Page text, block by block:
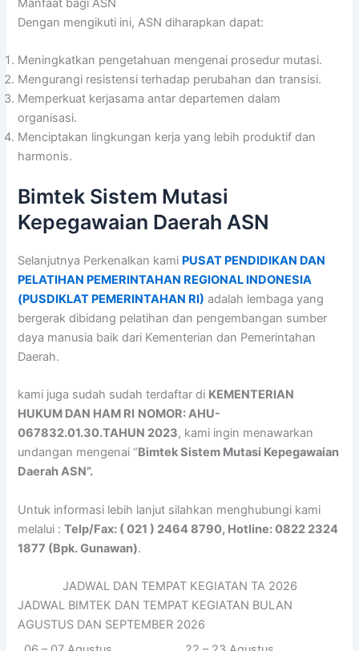
Manfaat bagi ASN
Dengan mengikuti ini, ASN diharapkan dapat:
Meningkatkan pengetahuan mengenai prosedur mutasi.
Mengurangi resistensi terhadap perubahan dan transisi.
Memperkuat kerjasama antar departemen dalam
organisasi.
Menciptakan lingkungan kerja yang lebih produktif dan
harmonis.
Bimtek Sistem Mutasi
Kepegawaian Daerah ASN
Selanjutnya Perkenalkan kami PUSAT PENDIDIKAN DAN
PELATIHAN PEMERINTAHAN REGIONAL INDONESIA
(PUSDIKLAT PEMERINTAHAN RI) adalah lembaga yang
bergerak dibidang pelatihan dan pengembangan sumber
daya manusia baik dari Kementerian dan Pemerintahan
Daerah.
kami juga sudah sudah terdaftar di KEMENTERIAN
HUKUM DAN HAM RI NOMOR: AHU-
067832.01.30.TAHUN 2023, kami ingin menawarkan
undangan mengenai “Bimtek Sistem Mutasi Kepegawaian
Daerah ASN”.
Untuk informasi lebih lanjut silahkan menghubungi kami
melalui :Telp/Fax: ( 021 ) 2464 8790, Hotline: 0822 2324
1877 (Bpk. Gunawan).
JADWAL DAN TEMPAT KEGIATAN TA 2026
JADWAL BIMTEK DAN TEMPAT KEGIATAN BULAN
AGUSTUS DAN SEPTEMBER 2026